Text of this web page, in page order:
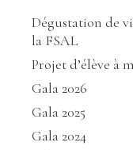
Dégustation de
la FSAL
Projet d’élève à
Gala 2026
Gala 2025
Gala 2024